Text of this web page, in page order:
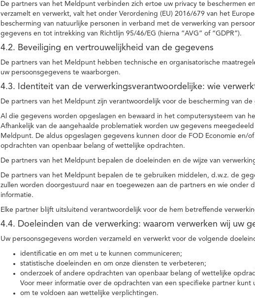
De partners van het Meldpunt verbinden zich ertoe uw privacy te beschermen
verzamelt en verwerkt, valt het onder Verordening (EU) 2016/679 van het
bescherming van natuurlijke personen in verband met de verwerking van
gegevens en tot intrekking van Richtlijn 95/46/EG (hierna “AVG” of “GDPR”).
4.2. Beveiliging en vertrouwelijkheid van de gegevens
De partners van het Meldpunt hebben technische en organisatorische
uw persoonsgegevens te waarborgen.
4.3. Identiteit van de verwerkingsverantwoordelijke: wie
De partners van het Meldpunt zijn verantwoordelijk voor de bescherming van de
Al die gegevens worden opgeslagen en bewaard in het computersysteem van
Afhankelijk van de aangehaalde problematiek worden uw gegevens
Meldpunt. De aldus opgeslagen gegevens kunnen door de FOD Economie en/
opdrachten van openbaar belang of wettelijke opdrachten.
De partners van het Meldpunt bepalen de doeleinden en de wijze van
De partners van het Meldpunt bepalen de te gebruiken middelen, d.w.z. de
zullen worden doorgestuurd naar en toegewezen aan de partners en wie onder
informatie.
Elke partner blijft uitsluitend verantwoordelijk voor de hem betreffende
4.4. Doeleinden van de verwerking: waarom verwerken wij uw
Uw persoonsgegevens worden verzameld en verwerkt voor de volgende
identificatie en om met u te kunnen communiceren;
statistische doeleinden en om onze diensten te verbeteren;
onderzoek of andere opdrachten van openbaar belang of wettelijke
Voor meer informatie over de opdrachten van een specifieke partner kunt
om te voldoen aan wettelijke verplichtingen.